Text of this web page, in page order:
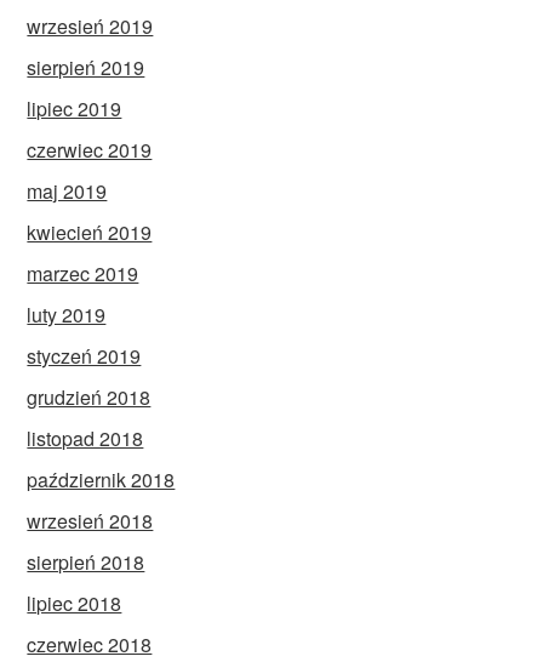
wrzesień 2019
sierpień 2019
lipiec 2019
czerwiec 2019
maj 2019
kwiecień 2019
marzec 2019
luty 2019
styczeń 2019
grudzień 2018
listopad 2018
październik 2018
wrzesień 2018
sierpień 2018
lipiec 2018
czerwiec 2018